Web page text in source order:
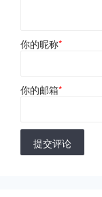
你的昵称*
你的邮箱*
提交评论